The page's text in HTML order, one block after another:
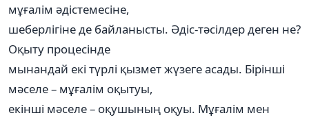
мұғалім әдістемесіне,
шеберлігіне де байланысты. Әдіс-тәсілдер деген не?
Оқыту процесінде
мынандай екі түрлі қызмет жүзеге асады. Бірінші
мәселе – мұғалім оқытуы,
екінші мәселе – оқушының оқуы. Мұғалім мен